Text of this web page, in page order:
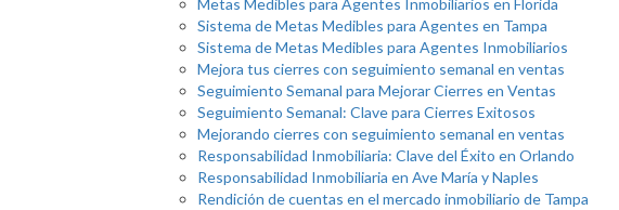
Metas Medibles para Agentes Inmobiliarios en Florida
Sistema de Metas Medibles para Agentes en Tampa
Sistema de Metas Medibles para Agentes Inmobiliarios
Mejora tus cierres con seguimiento semanal en ventas
Seguimiento Semanal para Mejorar Cierres en Ventas
Seguimiento Semanal: Clave para Cierres Exitosos
Mejorando cierres con seguimiento semanal en ventas
Responsabilidad Inmobiliaria: Clave del Éxito en Orlando
Responsabilidad Inmobiliaria en Ave María y Naples
Rendición de cuentas en el mercado inmobiliario de Tampa